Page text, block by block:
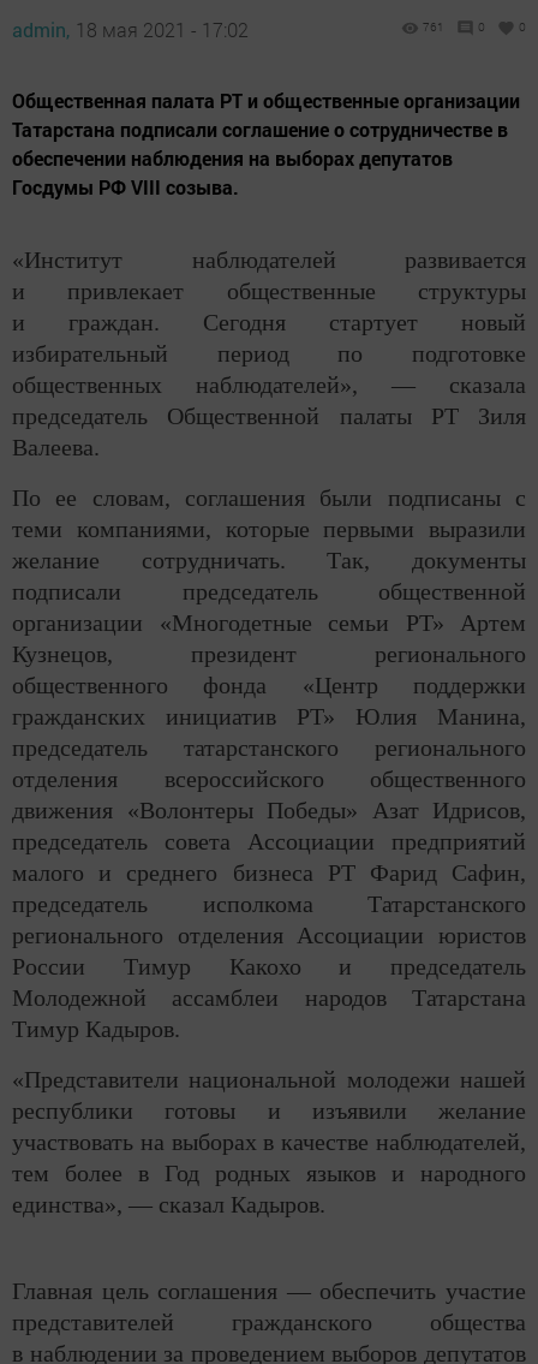
admin, 18 мая 2021 - 17:02 761 0 0
Общественная палата РТ и общественные организации
Татарстана подписали соглашение о сотрудничестве в
обеспечении наблюдения на выборах депутатов
Госдумы РФ VIII созыва.
«Институт наблюдателей развивается
и привлекает общественные структуры
и граждан. Сегодня стартует новый
избирательный период по подготовке
общественных наблюдателей», — сказала
председатель Общественной палаты РТ Зиля
Валеева.
По ее словам, соглашения были подписаны с
теми компаниями, которые первыми выразили
желание сотрудничать. Так, документы
подписали председатель общественной
организации «Многодетные семьи РТ» Артем
Кузнецов, президент регионального
общественного фонда «Центр поддержки
гражданских инициатив РТ» Юлия Манина,
председатель татарстанского регионального
отделения всероссийского общественного
движения «Волонтеры Победы» Азат Идрисов,
председатель совета Ассоциации предприятий
малого и среднего бизнеса РТ Фарид Сафин,
председатель исполкома Татарстанского
регионального отделения Ассоциации юристов
России Тимур Какохо и председатель
Молодежной ассамблеи народов Татарстана
Тимур Кадыров.
«Представители национальной молодежи нашей
республики готовы и изъявили желание
участвовать на выборах в качестве наблюдателей,
тем более в Год родных языков и народного
единства», — сказал Кадыров.
Главная цель соглашения — обеспечить участие
представителей гражданского общества
в наблюдении за проведением выборов депутатов